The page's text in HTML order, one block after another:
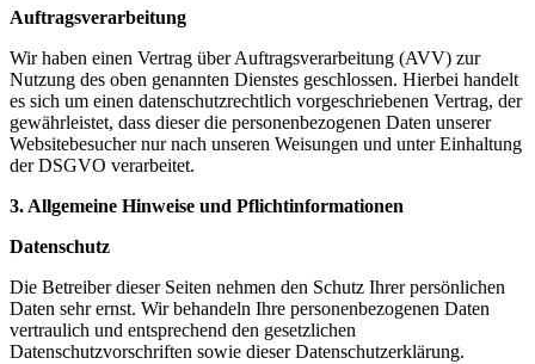
Auftragsverarbeitung
Wir haben einen Vertrag über Auftragsverarbeitung (AVV) zur
Nutzung des oben genannten Dienstes geschlossen. Hierbei handelt
es sich um einen datenschutzrechtlich vorgeschriebenen Vertrag, der
gewährleistet, dass dieser die personenbezogenen Daten unserer
Websitebesucher nur nach unseren Weisungen und unter Einhaltung
der DSGVO verarbeitet.
3. Allgemeine Hinweise und Pflichtinformationen
Datenschutz
Die Betreiber dieser Seiten nehmen den Schutz Ihrer persönlichen
Daten sehr ernst. Wir behandeln Ihre personenbezogenen Daten
vertraulich und entsprechend den gesetzlichen
Datenschutzvorschriften sowie dieser Datenschutzerklärung.